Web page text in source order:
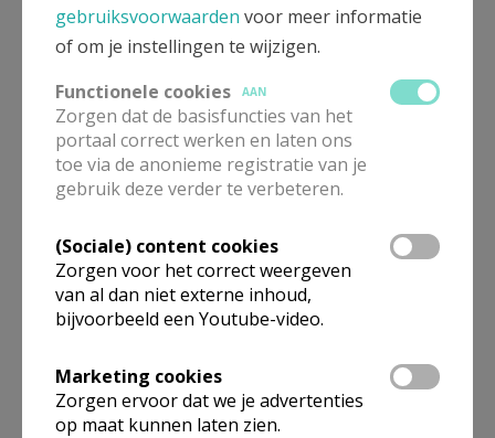
gebruiksvoorwaarden voor meer informatie
of om je instellingen te wijzigen.
Functionele cookies
AAN
Zorgen dat de basisfuncties van het
portaal correct werken en laten ons
toe via de anonieme registratie van je
gebruik deze verder te verbeteren.
(Sociale) content cookies
Zorgen voor het correct weergeven
van al dan niet externe inhoud,
bijvoorbeeld een Youtube-video.
Marketing cookies
Zorgen ervoor dat we je advertenties
op maat kunnen laten zien.